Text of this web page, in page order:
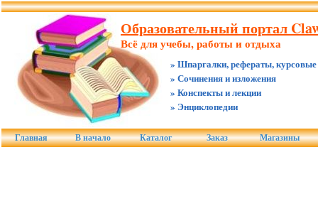
Образовательный портал
Всё для учебы, работы и отдыха
» Шпаргалки, рефераты, курсовые
» Сочинения и изложения
» Конспекты и лекции
» Энциклопедии
Главная В начало Каталог Заказ Магазины